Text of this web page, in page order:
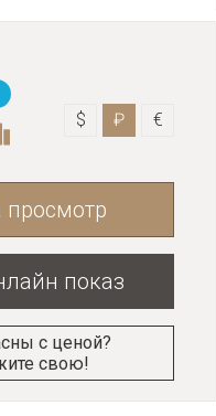
$ ₽ €
просмотр
показ
с ценой?
свою!